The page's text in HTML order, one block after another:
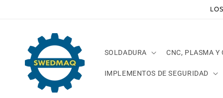
SOLDADURA CNC, PLASMA Y
IMPLEMENTOS DE SEGURIDAD